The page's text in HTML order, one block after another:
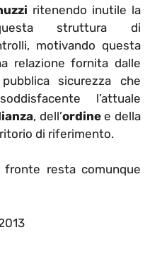
ritenendo inutile la
struttura di
motivando questa
relazione fornita dalle
sicurezza che
l’attuale
, dell’ordinee della
di riferimento.
resta comunque